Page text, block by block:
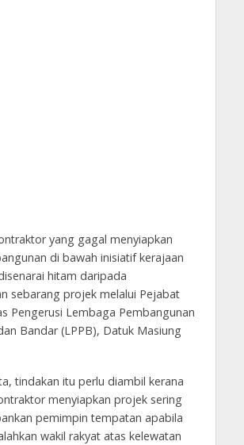
yang gagal menyiapkan
di bawah inisiatif kerajaan
hitam daripada
sebarang projek melalui Pejabat
Pengerusi Lembaga Pembangunan
Bandar (LPPB), Datuk Masiung
tindakan itu perlu diambil kerana
menyiapkan projek sering
pemimpin tempatan apabila
wakil rakyat atas kelewatan